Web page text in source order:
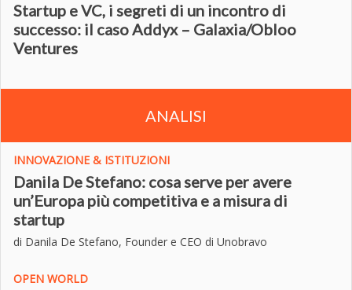
Startup e VC, i segreti di un incontro di
successo: il caso Addyx – Galaxia/Obloo
Ventures
ANALISI
INNOVAZIONE & ISTITUZIONI
Danila De Stefano: cosa serve per avere
un’Europa più competitiva e a misura di
startup
di Danila De Stefano, Founder e CEO di Unobravo
OPEN WORLD